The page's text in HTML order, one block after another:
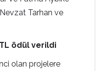
Tarhan ve
ödül verildi
olan projelere